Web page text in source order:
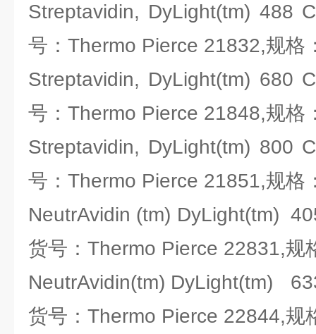
Streptavidin, DyLight(tm) 488
号：Thermo Pierce 21832,规格
Streptavidin, DyLight(tm) 680
号：Thermo Pierce 21848,规格
Streptavidin, DyLight(tm) 800
号：Thermo Pierce 21851,规格
NeutrAvidin (tm) DyLight(tm)
货号：Thermo Pierce 22831,规
NeutrAvidin(tm) DyLight(tm)
货号：Thermo Pierce 22844,规